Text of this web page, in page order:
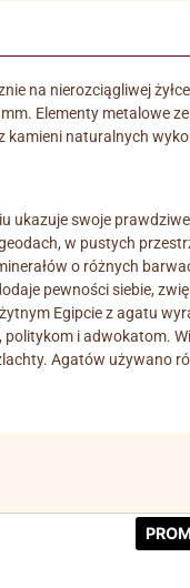
na nierozciągliwej
Elementy metalowe
naturalnych
ukazuje swoje
w pustych
o różnych
pewności siebie,
Egipcie z agatu
i adwokatom.
Agatów używano